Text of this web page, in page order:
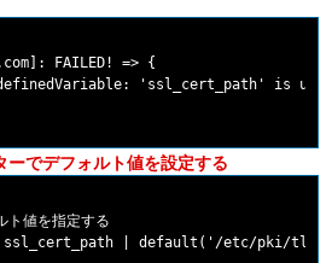
FAILED! => {
'ssl_cert_path' is
でデフォルト値を設定する
ト値を指定する